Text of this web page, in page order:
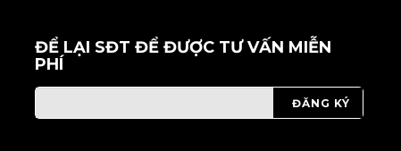
ĐỂ LẠI SĐT ĐỂ ĐƯỢC TƯ VẤN MIỄN
PHÍ
ĐĂNG KÝ